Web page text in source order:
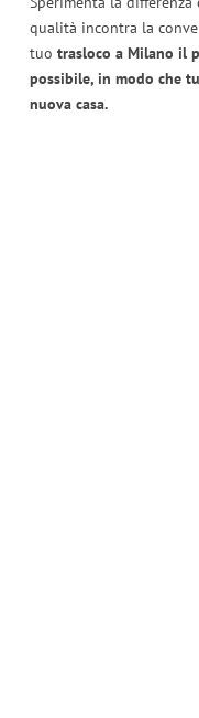
qualità incontra la
tuo trasloco a Milano il
possibile, in modo che
nuova casa.